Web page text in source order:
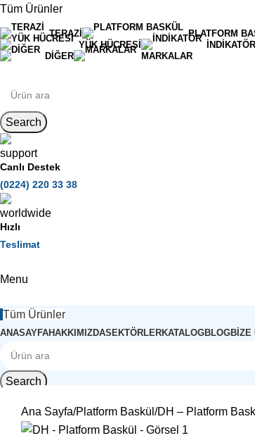
Tüm Ürünler
TERAZI PLATFORM
YÜK HÜCRESI
İNDIKATÖR
DIĞER
MARKALAR
Search
Canlı Destek
(0224) 220 33 38
Hızlı
Teslimat
Menu
Tüm Ürünler
ANASAYFAHAKKIMIZDASEKTÖRLERKATALOGBLOGBIZE
Search
Ana Sayfa Platform Baskül DH – Platform